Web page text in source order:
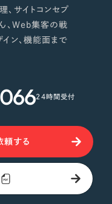
サイトコンセプ
、Web集客の戦
ン、機能面まで
24時間受付
頼する